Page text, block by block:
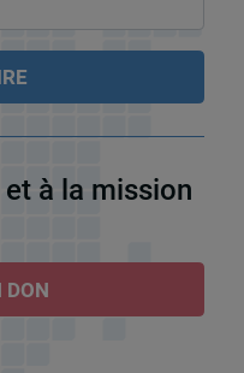
et à la mission
DON